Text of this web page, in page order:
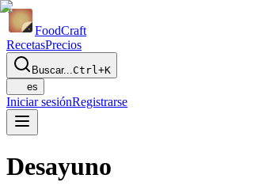
FoodCraft
RecetasPrecios
Buscar...Ctrl+K
es
Iniciar sesiónRegistrarse
Desayuno